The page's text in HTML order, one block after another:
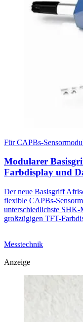
Für CAPBs-
Modularer
Farbdisplay und
Der neue Basisgriff
flexible CAPBs-
unterschiedlichste SHK-
großzügigen TFT-
Messtechnik
Anzeige